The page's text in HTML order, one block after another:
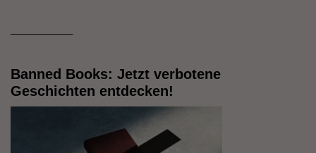
Banned Books: Jetzt verbotene
Geschichten entdecken!